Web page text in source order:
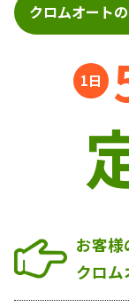
クロムオートの
お客様
クロム